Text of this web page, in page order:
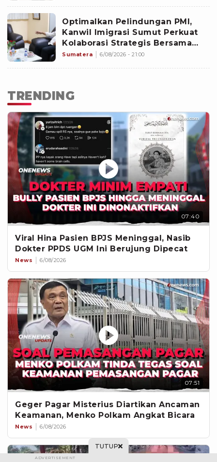
Optimalkan Pelindungan PMI,
Kanwil Imigrasi Sumut Perkuat
Kolaborasi Strategis Bersama
BP3MI
Sumatera 6/08/2026 - 21:00
TRENDING
07:40
Viral Hina Pasien BPJS Meninggal, Nasib
Dokter PPDS UGM Ini Berujung Dipecat
News 6/08/2026
07:51
Geger Pagar Misterius Diartikan Ancaman
Keamanan, Menko Polkam Angkat Bicara
News 6/08/2026
TUTUP
ADVERTISEMENT